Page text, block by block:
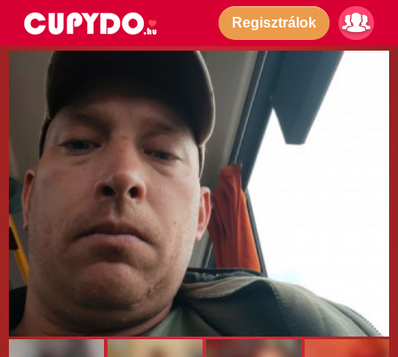
Regisztrálok